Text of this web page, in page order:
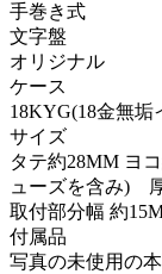
手巻き式
文字盤
オリジナル
ケース
18KYG(18金無
サイズ
タテ約28MM ヨ
ューズを含み)
取付部分幅 約
付属品
写真の未使用の